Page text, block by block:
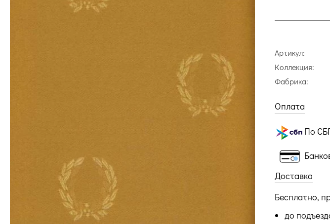
Артикул:
Коллекция:
Фабрика:
Оплата
По
Доставка
Бесплатно,
до